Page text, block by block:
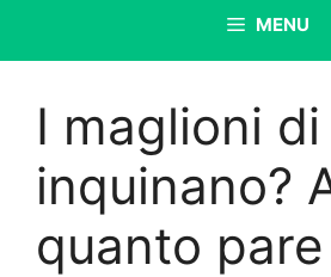
MENU
I maglioni
inquinano?
quanto